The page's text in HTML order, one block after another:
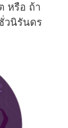
หรือ ถ้า
วนิรันดร